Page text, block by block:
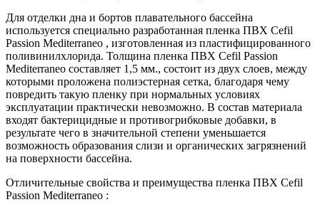
Для отделки дна и бортов плавательного бассейна
используется специально разработанная пленка ПВХ Cefil
Passion Mediterraneo , изготовленная из пластифицированного
поливинилхлорида. Толщина пленка ПВХ Cefil Passion
Mediterraneo составляет 1,5 мм., состоит из двух слоев, между
которыми проложена полиэстерная сетка, благодаря чему
повредить такую пленку при нормальных условиях
эксплуатации практически невозможно. В состав материала
входят бактерицидные и противогрибковые добавки, в
результате чего в значительной степени уменьшается
возможность образования слизи и органических загрязнений
на поверхности бассейна.
Отличительные свойства и преимущества пленка ПВХ Cefil
Passion Mediterraneo :